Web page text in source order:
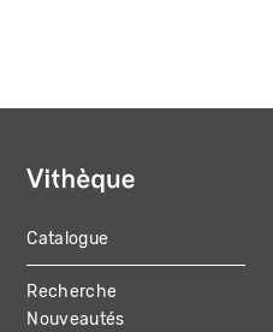
MAIN
NAVIGATION
Catalogue
Recherche
Nouveautés